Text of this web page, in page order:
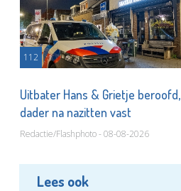
112
Uitbater Hans & Grietje beroofd,
dader na nazitten vast
Redactie/Flashphoto - 08-08-2026
Lees ook